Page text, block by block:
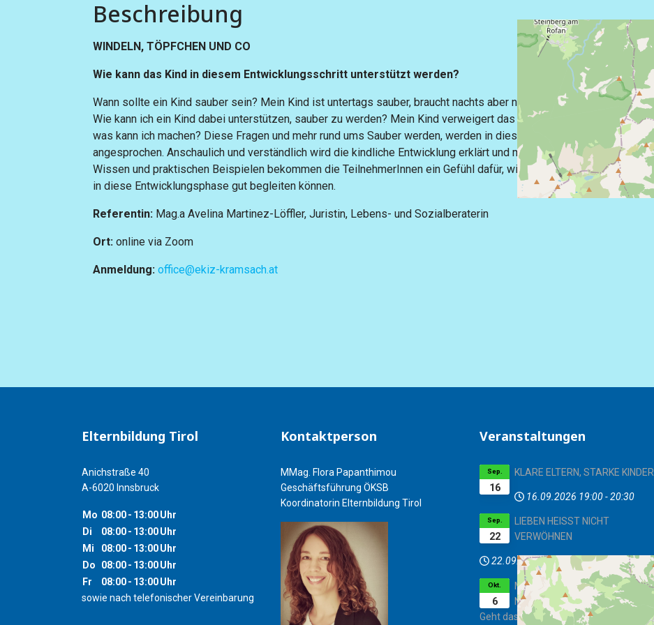
Beschreibung
WINDELN, TÖPFCHEN UND CO
Wie kann das Kind in diesem Entwicklungsschritt unterstützt werden?
Wann sollte ein Kind sauber sein? Mein Kind ist untertags sauber, braucht nachts aber noch Windeln?
Wie kann ich ein Kind dabei unterstützen, sauber zu werden? Mein Kind verweigert das Töpfchen,
was kann ich machen? Diese Fragen und mehr rund ums Sauber werden, werden in diesem Vortrag
angesprochen. Anschaulich und verständlich wird die kindliche Entwicklung erklärt und mit diesem
Wissen und praktischen Beispielen bekommen die TeilnehmerInnen ein Gefühl dafür, wie sie ihr Kind
in diese Entwicklungsphase gut begleiten können.
Referentin: Mag.a Avelina Martinez-Löffler, Juristin, Lebens- und Sozialberaterin
Ort: online via Zoom
Anmeldung: office@ekiz-kramsach.at
Elternbildung Tirol
Anichstraße 40
A-6020 Innsbruck
Mo 08:00- 13:00Uhr
Di
08:00- 13:00Uhr
Mi
08:00- 13:00Uhr
Do
08:00- 13:00Uhr
Fr
08:00- 13:00Uhr
sowie nach telefonischer Vereinbarung
Kontaktperson
MMag. Flora Papanthimou
Geschäftsführung ÖKSB
Koordinatorin Elternbildung Tirol
Veranstaltungen
16
Sep. KLARE ELTERN, STARKE KINDER
16.09.2026 19:00-20:30
22
Sep.
LIEBEN HEISST NICHT
VERWÖHNEN
22.09.2026 17:00 - 18:00
6
Okt.
MIT DEM SCHIMPFEN UND
NÖRGELN AUFHÖREN - (Wie)
Geht das?